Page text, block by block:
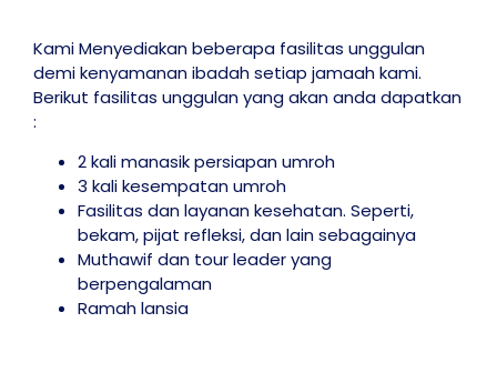
Kami Menyediakan beberapa fasilitas unggulan
demi kenyamanan ibadah setiap jamaah kami.
Berikut fasilitas unggulan yang akan anda dapatkan
:
2 kali manasik persiapan umroh
3 kali kesempatan umroh
Fasilitas dan layanan kesehatan. Seperti,
bekam, pijat refleksi, dan lain sebagainya
Muthawif dan tour leader yang
berpengalaman
Ramah lansia